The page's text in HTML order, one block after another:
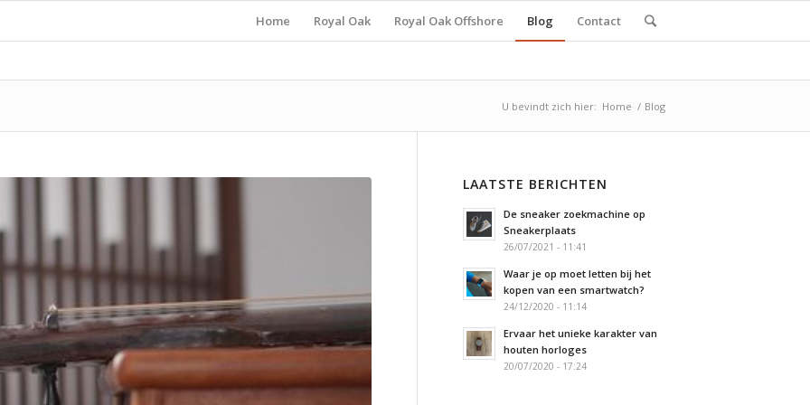
Home Royal Oak Royal Oak Offshore Blog Contact
U bevindt zich hier: Home / Blog
LAATSTE BERICHTEN
De sneaker zoekmachine op
Sneakerplaats
26/07/2021 - 11:41
Waar je op moet letten bij het
kopen van een smartwatch?
24/12/2020 - 11:14
Ervaar het unieke karakter van
houten horloges
20/07/2020 - 17:24